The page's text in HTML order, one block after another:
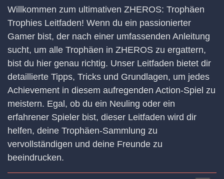
Willkommen zum ultimativen ZHEROS: Trophäen
Trophies Leitfaden! Wenn du ein passionierter
Gamer bist, der nach einer umfassenden Anleitung
sucht, um alle Trophäen in ZHEROS zu ergattern,
bist du hier genau richtig. Unser Leitfaden bietet dir
detaillierte Tipps, Tricks und Grundlagen, um jedes
Achievement in diesem aufregenden Action-Spiel zu
meistern. Egal, ob du ein Neuling oder ein
erfahrener Spieler bist, dieser Leitfaden wird dir
helfen, deine Trophäen-Sammlung zu
vervollständigen und deine Freunde zu
beeindrucken.